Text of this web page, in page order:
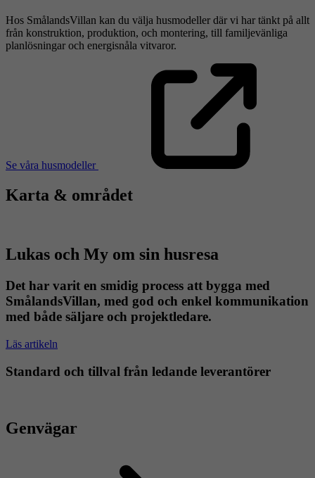
Hos SmålandsVillan kan du välja husmodeller där vi har tänkt på allt
från konstruktion, produktion, och montering, till familjevänliga
planlösningar och energisnåla vitvaror.
Se våra husmodeller
Karta & området
Lukas och My om sin husresa
Det har varit en smidig process att bygga med
SmålandsVillan, med god och enkel kommunikation
med både säljare och projektledare.
Läs artikeln
Standard och tillval från ledande leverantörer
Genvägar